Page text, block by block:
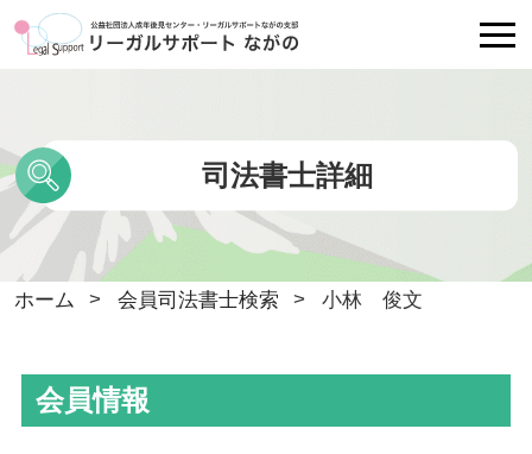
各種相談
会員司法書士検索
司法書士詳細
ホーム 会員司法書士検索 小林 俊文
会員情報